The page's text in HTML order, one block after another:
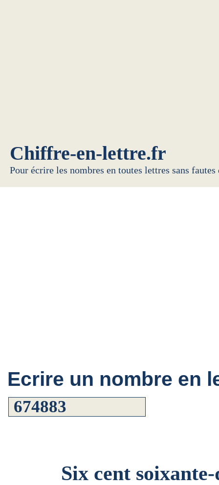
Chiffre-en-lettre.fr
Pour écrire les nombres en toutes lettres sans
Ecrire un nombre en
Six cent soixante-